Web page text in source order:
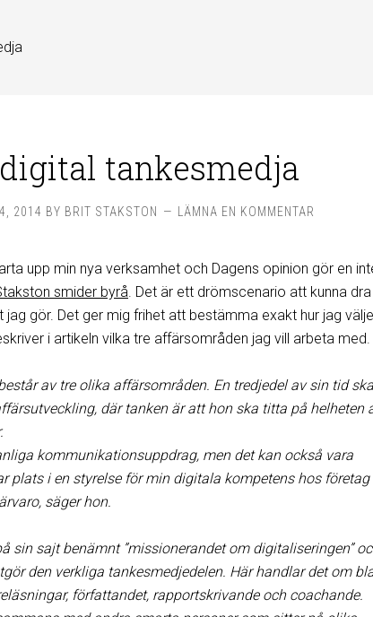
tankesmedja
2014 BY BRIT STAKSTON LÄMNA EN KOMMENTAR
upp min nya verksamhet och Dagens opinion gör en
smider byrå. Det är ett drömscenario att kunna
gör. Det ger mig frihet att bestämma exakt hur jag
i artikeln vilka tre affärsområden jag vill arbeta med.
av tre olika affärsområden. En tredjedel av sin tid
där tanken är att hon ska titta på helheten
kommunikationsuppdrag, men det kan också vara
plats i en styrelse för min digitala kompetens hos
säger hon.
sin sajt benämnt ”missionerandet om digitaliseringen”
den verkliga tankesmedjedelen. Här handlar det om
författandet, rapportskrivande och coachande.